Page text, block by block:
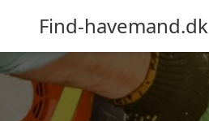
Find-havemand.dk